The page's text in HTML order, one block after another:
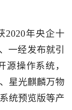
2020年央企十
一经发布就引
源操作系统，
星光麒麟万物
统预览版等产